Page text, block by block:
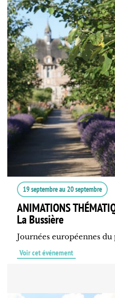
19 septembreau 20 septembre
ANIMATIONS
La Bussière
Journées européennes
Voir cet événement